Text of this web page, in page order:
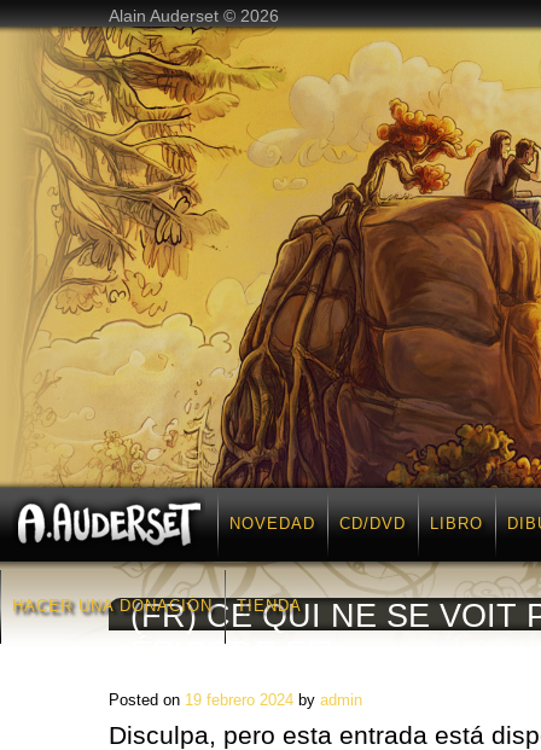
Alain Auderset © 2026
NOVEDAD CD/DVD LIBRO
HACER UNA DONACIÒN TIENDA
(FR) CE QUI NE SE VOIT
ÉPISODE 5/7
Posted on 19 febrero 2024 by admin
Disculpa, pero esta entrada está